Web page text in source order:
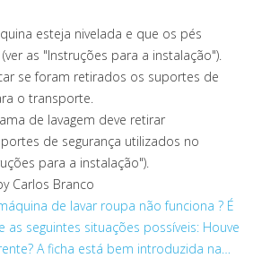
esteja nivelada e que os pés
as "Instruções para a instalação").
se foram retirados os suportes de
o transporte.
de lavagem deve retirar
de segurança utilizados no
para a instalação").
Carlos Branco
de lavar roupa não funciona ? É
as seguintes situações possíveis: Houve
A ficha está bem introduzida na…